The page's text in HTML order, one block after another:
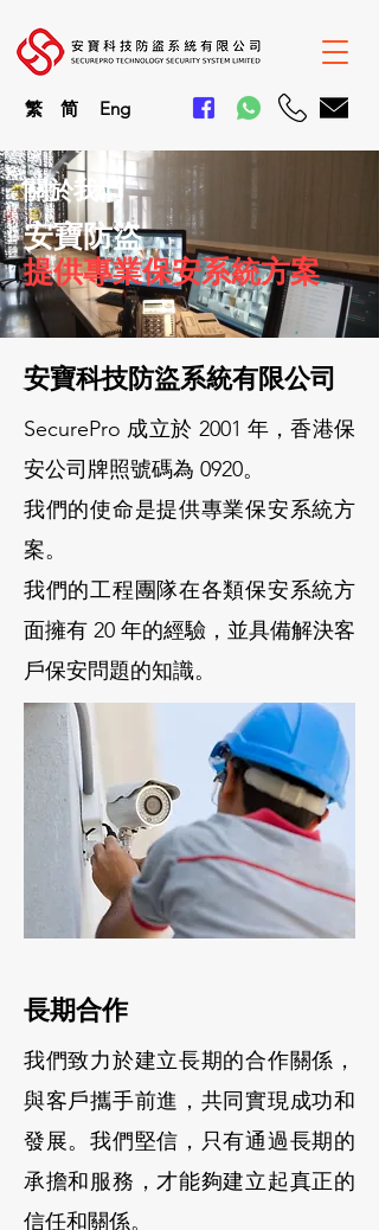
繁 简 Eng
關於我們
安寶防盜
提供專業保安系統方案
安寶科技防盜系統有限公司
SecurePro 成立於 2001 年，香港保
安公司牌照號碼為 0920。
我們的使命是提供專業保安系統方
案。
我們的工程團隊在各類保安系統方
面擁有 20 年的經驗，並具備解決客
戶保安問題的知識。
長期合作
我們致力於建立長期的合作關係，
與客戶攜手前進，共同實現成功和
發展。我們堅信，只有通過長期的
承擔和服務，才能夠建立起真正的
信任和關係。